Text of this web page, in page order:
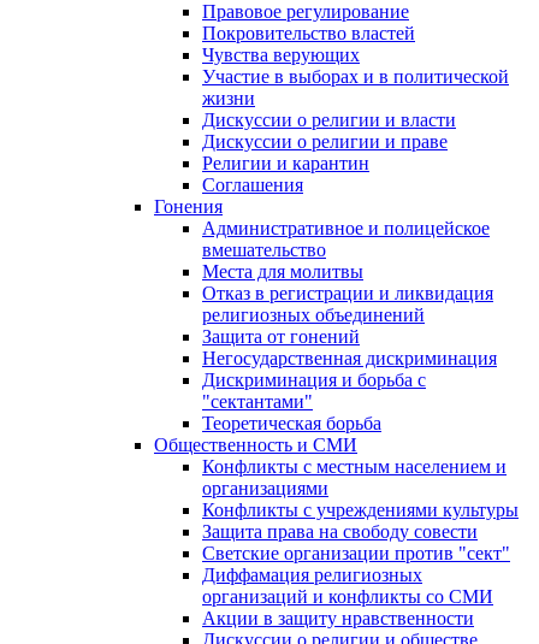
Правовое регулирование
Покровительство властей
Чувства верующих
Участие в выборах и в политической
жизни
Дискуссии о религии и власти
Дискуссии о религии и праве
Религии и карантин
Соглашения
Гонения
Административное и полицейское
вмешательство
Места для молитвы
Отказ в регистрации и ликвидация
религиозных объединений
Защита от гонений
Негосударственная дискриминация
Дискриминация и борьба с
"сектантами"
Теоретическая борьба
Общественность и СМИ
Конфликты с местным населением и
организациями
Конфликты с учреждениями культуры
Защита права на свободу совести
Светские организации против "сект"
Диффамация религиозных
организаций и конфликты со СМИ
Акции в защиту нравственности